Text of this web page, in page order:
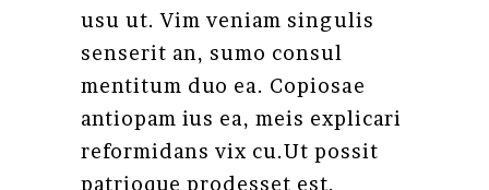
usu ut. Vim veniam singulis
senserit an, sumo consul
mentitum duo ea. Copiosae
antiopam ius ea, meis explicari
reformidans vix cu.Ut possit
patrioque prodesset est,